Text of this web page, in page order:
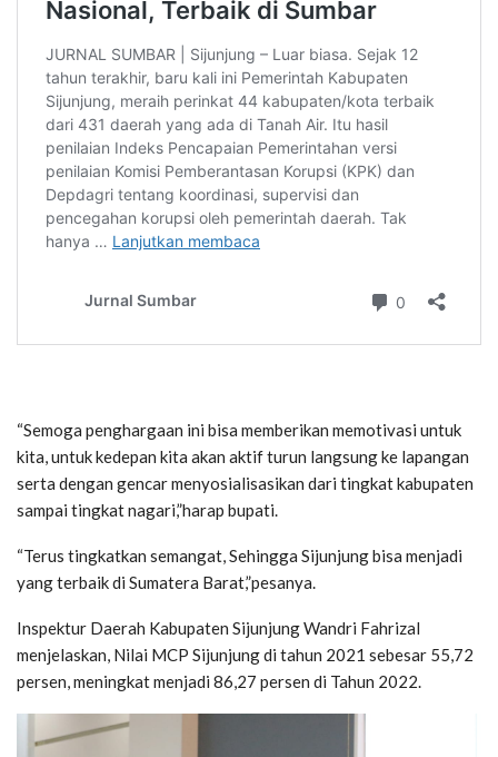
“Semoga penghargaan ini bisa memberikan memotivasi untuk
kita, untuk kedepan kita akan aktif turun langsung ke lapangan
serta dengan gencar menyosialisasikan dari tingkat kabupaten
sampai tingkat nagari,”harap bupati.
“Terus tingkatkan semangat, Sehingga Sijunjung bisa menjadi
yang terbaik di Sumatera Barat,”pesanya.
Inspektur Daerah Kabupaten Sijunjung Wandri Fahrizal
menjelaskan, Nilai MCP Sijunjung di tahun 2021 sebesar 55,72
persen, meningkat menjadi 86,27 persen di Tahun 2022.